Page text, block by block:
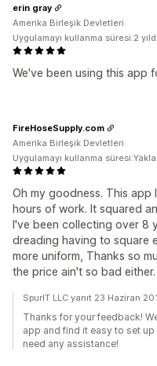
We've been using this app
erin gray
Amerika Birleşik Devletleri
Uygulamayı kullanma süresi:2
Oh my goodness. This app
hours of work. It squared
I've been collecting over 8
dreading having to square
more uniform, Thanks so
the price ain't so bad either.
FireHoseSupply.com
Amerika Birleşik Devletleri
Uygulamayı kullanma
SpurIT LLC yanıt 23 Haziran
Thanks for your feedback!
app and find it easy to set
need any assistance!